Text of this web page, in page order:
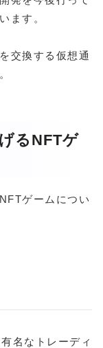
ます。
交換する仮想通
るNFTゲ
ゲームについ
名なトレーディ